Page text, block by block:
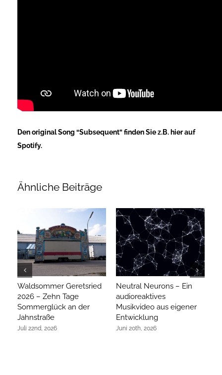
Den original Song “Subsequent” finden Sie z.B. hier auf
Spotify.
Ähnliche Beiträge
Waldsommer Geretsried
2026 – Zehn Tage
Sommerglück an der
Jahnstraße
Juli 22nd, 2026
Neutral Neurons – Ein
audioreaktives
Musikvideo aus eigener
Entwicklung
Juni 20th, 2026